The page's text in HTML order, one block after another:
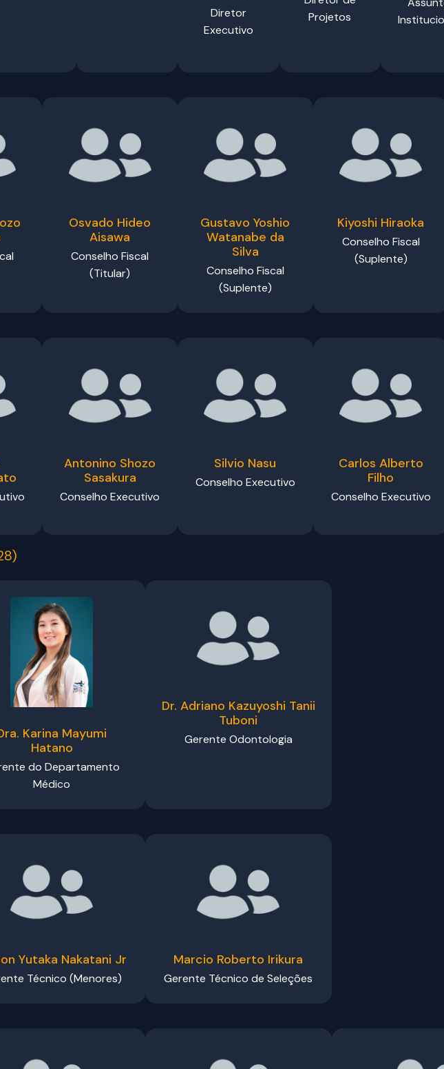
Diretor
Executivo
Projetos
Osvado Hideo
Aisawa
Conselho Fiscal
(Titular)
Gustavo Yoshio
Watanabe da
Silva
Conselho Fiscal
(Suplente)
Kiyoshi Hiraoka
Conselho Fiscal
(Suplente)
Antonino Shozo
Sasakura
Conselho Executivo
Silvio Nasu
Conselho Executivo
Carlos Alberto
Filho
Conselho Executivo
Karina Mayumi
Hatano
do Departamento
Médico
Dr. Adriano Kazuyoshi Tanii
Tuboni
Gerente Odontologia
Yutaka Nakatani Jr
Técnico (Menores)
Marcio Roberto Irikura
Gerente Técnico de Seleções